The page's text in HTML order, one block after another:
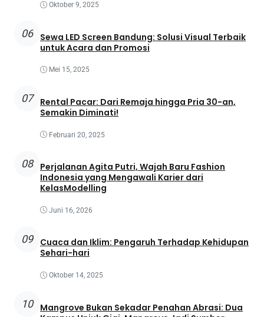
Oktober 9, 2025
06
Sewa LED Screen Bandung: Solusi Visual Terbaik
untuk Acara dan Promosi
Mei 15, 2025
07
Rental Pacar: Dari Remaja hingga Pria 30-an,
Semakin Diminati!
Februari 20, 2025
08
Perjalanan Agita Putri, Wajah Baru Fashion
Indonesia yang Mengawali Karier dari
KelasModelling
Juni 16, 2026
09
Cuaca dan Iklim: Pengaruh Terhadap Kehidupan
Sehari-hari
Oktober 14, 2025
10
Mangrove Bukan Sekadar Penahan Abrasi: Dua